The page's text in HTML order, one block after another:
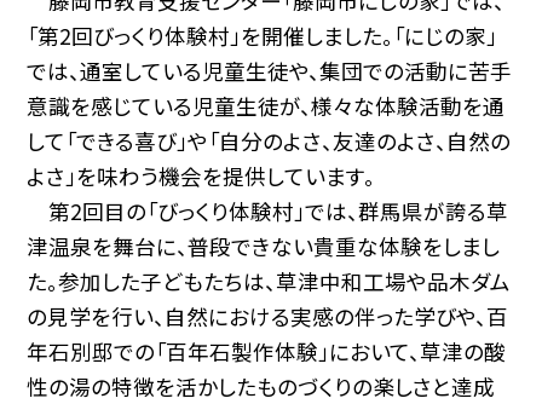
「第2回びっくり体験村」を開催しました。「にじの家」
では、通室している児童生徒や、集団での活動に苦手
意識を感じている児童生徒が、様々な体験活動を通
して「できる喜び」や「自分のよさ、友達のよさ、自然の
よさ」を味わう機会を提供しています。
第2回目の「びっくり体験村」では、群馬県が誇る草
津温泉を舞台に、普段できない貴重な体験をしまし
た。参加した子どもたちは、草津中和工場や品木ダム
の見学を行い、自然における実感の伴った学びや、百
年石別邸での「百年石製作体験」において、草津の酸
性の湯の特徴を活かしたものづくりの楽しさと達成